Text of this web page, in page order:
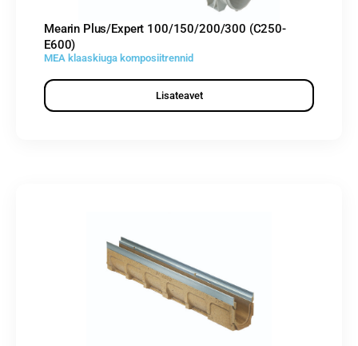
Mearin Plus/Expert 100/150/200/300 (C250-
E600)
MEA klaaskiuga komposiitrennid
Lisateavet